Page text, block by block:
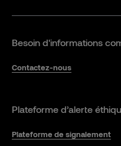
Besoin d'informations
Contactez-nous
Plateforme d’alerte
Plateforme de signalement